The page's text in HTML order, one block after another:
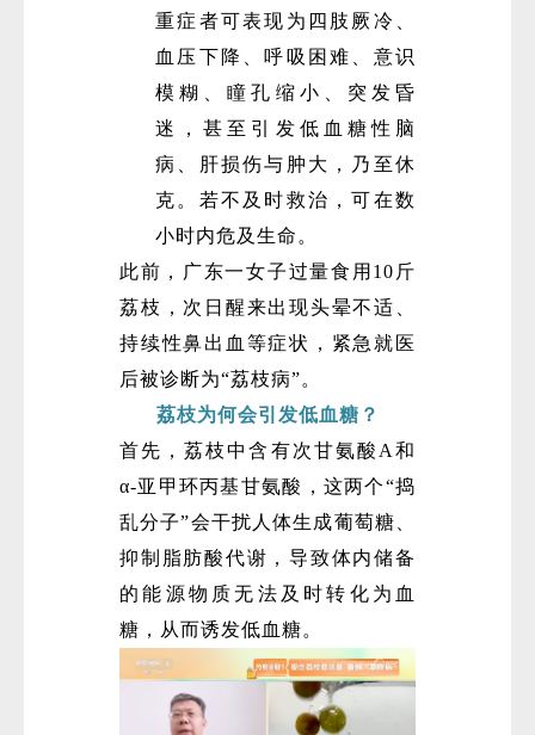
重症者可表现为四肢厥冷、
血压下降、呼吸困难、意识
模糊、瞳孔缩小、突发昏
迷，甚至引发低血糖性脑
病、肝损伤与肿大，乃至休
克。若不及时救治，可在数
小时内危及生命。
此前，广东一女子过量食用10斤
荔枝，次日醒来出现头晕不适、
持续性鼻出血等症状，紧急就医
后被诊断为“荔枝病”。
荔枝为何会引发低血糖？
首先，荔枝中含有次甘氨酸A和
α-亚甲环丙基甘氨酸‌，这两个“捣
乱分子”会干扰人体生成葡萄糖、
抑制脂肪酸代谢，导致体内储备
的能源物质无法及时转化为血
糖，从而诱发低血糖。